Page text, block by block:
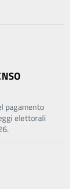
pagamento
elettorali